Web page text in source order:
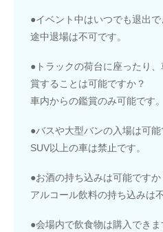
●イベント中はいつでも退出
途中退場は不可です。
●トラックの荷台に座ったり
賞することは可能ですか？
車内からの鑑賞のみ可能です。
●バスや大型バンの入場は可能
SUV以上の車は禁止です。
●お酒の持ち込みは可能ですか
アルコール飲料の持ち込みは
●会場内で飲食物は購入できま